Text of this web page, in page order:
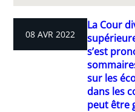
08 AVR 2022
La Cour
s’est
sur les
dans les
peut être